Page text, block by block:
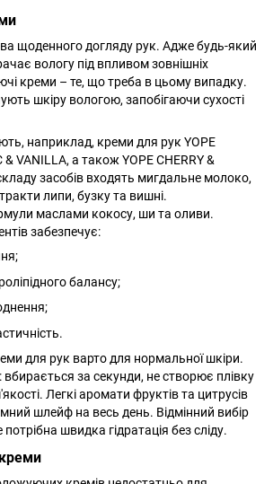
щоденного догляду рук. Адже будь-який
вологу під впливом зовнішніх
креми – те, що треба в цьому випадку.
шкіру вологою, запобігаючи сухості
наприклад, креми для рук YOPE
& VANILLA, а також YOPE CHERRY &
засобів входять мигдальне молоко,
липи, бузку та вишні.
маслами кокосу, ши та оливи.
забезпечує:
балансу;
для рук варто для нормальної шкіри.
вбирається за секунди, не створює плівку
Легкі аромати фруктів та цитрусів
шлейф на весь день. Відмінний вибір
потрібна швидка гідратація без сліду.